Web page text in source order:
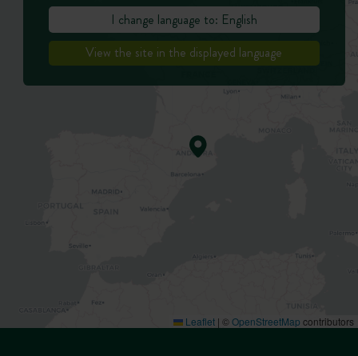
Leaflet | ©OpenStreetMap contributors
I change language to: English
View the site in the displayed language